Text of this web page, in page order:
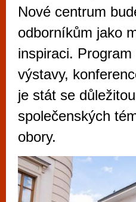
Nové centrum
odborníkům jako
inspiraci.
výstavy,
je stát se
společenských
obory.
vyzkoušet různé
metropoli
po moderní
příležitostné hráče.